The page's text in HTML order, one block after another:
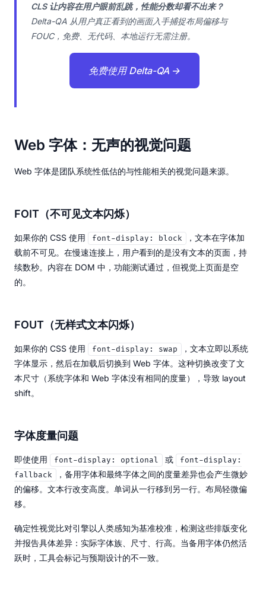
CLS 让内容在用户眼前乱跳，性能分数却看不出来？
Delta-QA 从用户真正看到的画面入手捕捉布局偏移与
FOUC，免费、无代码、本地运行无需注册。
免费使用 Delta-QA →
Web 字体：无声的视觉问题
Web 字体是团队系统性低估的与性能相关的视觉问题来源。
FOIT（不可见文本闪烁）
如果你的 CSS 使用 font-display: block
，文本在字体加
载前不可见。在慢速连接上，用户看到的是没有文本的页面，持
续数秒。内容在 DOM 中，功能测试通过，但视觉上页面是空
的。
FOUT（无样式文本闪烁）
如果你的 CSS 使用 font-display: swap
，文本立即以系统
字体显示，然后在加载后切换到 Web 字体。这种切换改变了文
本尺寸（系统字体和 Web 字体没有相同的度量），导致 layout
shift。
字体度量问题
即使使用 font-display: optional 或
font-display:
fallback
，备用字体和最终字体之间的度量差异也会产生微妙
的偏移。文本行改变高度。单词从一行移到另一行。布局轻微偏
移。
确定性视觉比对引擎以人类感知为基准校准，检测这些排版变化
并报告具体差异：实际字体族、尺寸、行高。当备用字体仍然活
跃时，工具会标记与预期设计的不一致。